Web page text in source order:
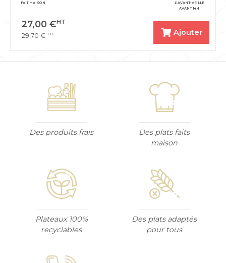
L'AVANT-VEILLE
AVANT 14H
FAIT MAISON
27,00 €HT
29,70 € TTC Ajouter
Des produits frais
Des plats faits
maison
Plateaux 100%
recyclables
Des plats adaptés
pour tous